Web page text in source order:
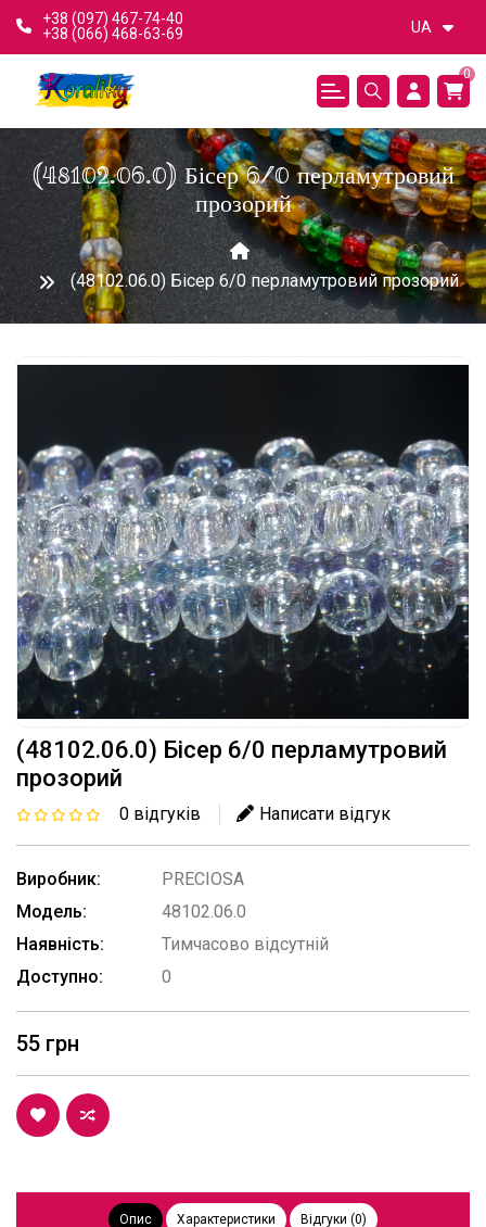
+38 (097) 467-74-40
+38 (066) 468-63-69
UA
0
(48102.06.0) Бісер 6/0 перламутровий
прозорий
(48102.06.0) Бісер 6/0 перламутровий прозорий
(48102.06.0) Бісер 6/0 перламутровий
прозорий
0 відгуків Написати відгук
Виробник:
PRECIOSA
Модель:
48102.06.0
Наявність:
Тимчасово відсутній
Доступно:
0
55 грн
Опис Характеристики Відгуки (0)